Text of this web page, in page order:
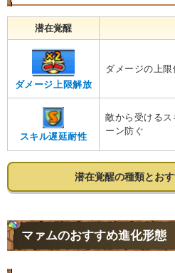
潜在覚醒
ダメージ上限解放
ダメージの上
スキル遅延耐性
敵から受けるス
ーン防ぐ
潜在覚醒の種類とお
マァムのおすすめ進化形態